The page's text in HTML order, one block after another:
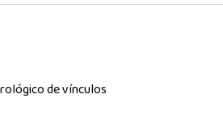
de vínculos